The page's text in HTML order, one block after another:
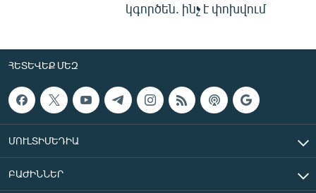
կգործեն. ինչ է փոխվում
ՀԵՏԵՎԵՔ ՄԵԶ
ՄՈՒԼՏԻՄԵԴԻԱ
ԲԱԺԻՆՆԵՐ